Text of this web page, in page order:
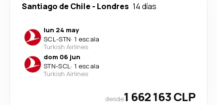
Santiago de Chile - Londres 14 días
lun 24 may
SCL-STN· 1 escala
Turkish Airlines
dom 06 jun
STN-SCL· 1 escala
Turkish Airlines
desde1 662 163 CLP